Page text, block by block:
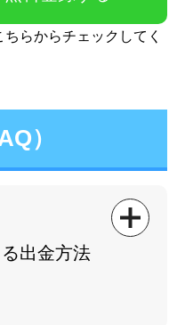
ちらからチェックしてく
）
出金方法